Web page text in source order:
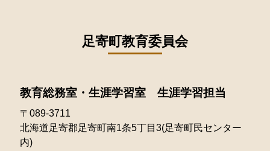
2025年03月
2025年01月
2024年04月
2024年01月
2023年03月
2023年02月
2022年07月
2022年05月
2022年04月
2021年08月
2021年06月
2021年05月
2020年06月
2020年04月
足寄町教育委員会
教育総務室・生涯学習室 生涯学習担当
〒089-3711
北海道足寄郡足寄町南1条5丁目3(足寄町民センター
内)